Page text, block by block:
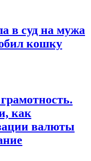
в суд на мужа
кошку
как
валюты